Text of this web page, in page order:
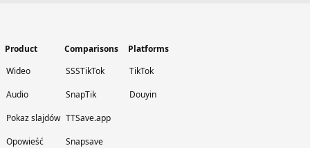
Product
Wideo
Audio
Pokaz slajdów
Opowieść
Comparisons
SSSTikTok
SnapTik
TTSave.app
Snapsave
Platforms
TikTok
Douyin